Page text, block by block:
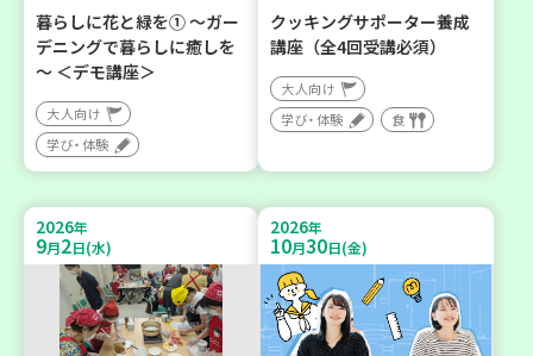
暮らしに花と緑を① ～ガー
デニングで暮らしに癒しを
～ ＜デモ講座＞
大人向け
学び・体験
クッキングサポーター養成
講座（全4回受講必須）
大人向け
学び・体験
食
2026年
9月2日(水)
2026年
10月30日(金)